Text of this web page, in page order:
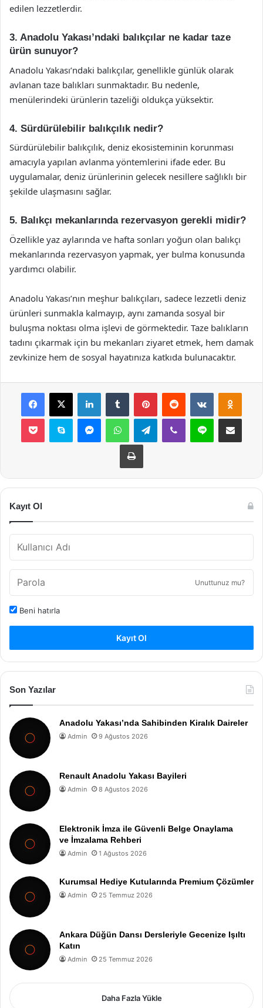
edilen lezzetlerdir.
3. Anadolu Yakası’ndaki balıkçılar ne kadar taze
ürün sunuyor?
Anadolu Yakası’ndaki balıkçılar, genellikle günlük olarak
avlanan taze balıkları sunmaktadır. Bu nedenle,
menülerindeki ürünlerin tazeliği oldukça yüksektir.
4. Sürdürülebilir balıkçılık nedir?
Sürdürülebilir balıkçılık, deniz ekosisteminin korunması
amacıyla yapılan avlanma yöntemlerini ifade eder. Bu
uygulamalar, deniz ürünlerinin gelecek nesillere sağlıklı bir
şekilde ulaşmasını sağlar.
5. Balıkçı mekanlarında rezervasyon gerekli midir?
Özellikle yaz aylarında ve hafta sonları yoğun olan balıkçı
mekanlarında rezervasyon yapmak, yer bulma konusunda
yardımcı olabilir.
Anadolu Yakası’nın meşhur balıkçıları, sadece lezzetli deniz
ürünleri sunmakla kalmayıp, aynı zamanda sosyal bir
buluşma noktası olma işlevi de görmektedir. Taze balıkların
tadını çıkarmak için bu mekanları ziyaret etmek, hem damak
zevkinize hem de sosyal hayatınıza katkıda bulunacaktır.
Facebook
X LinkedInTumblr PinterestReddit VKontakte
Pocket Skype MessengerWhatsAppTelegramViber Line E-Posta ile
Yazdır
Kayıt Ol
Unuttunuz mu?
Beni hatırla
Kayıt Ol
Son Yazılar
Anadolu Yakası’nda Sahibinden Kiralık Daireler
Admin 9 Ağustos 2026
Renault Anadolu Yakası Bayileri
Admin 8 Ağustos 2026
Elektronik İmza ile Güvenli Belge Onaylama
ve İmzalama Rehberi
Admin 1 Ağustos 2026
Kurumsal Hediye Kutularında Premium Çözümler
Admin 25 Temmuz 2026
Ankara Düğün Dansı Dersleriyle Gecenize Işıltı
Katın
Admin 25 Temmuz 2026
Daha Fazla Yükle